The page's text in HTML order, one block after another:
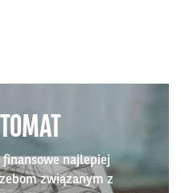
najlepiej
związanym z